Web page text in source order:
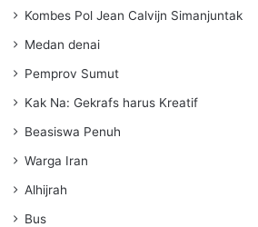
Kombes Pol Jean Calvijn Simanjuntak
Medan denai
Pemprov Sumut
Kak Na: Gekrafs harus Kreatif
Beasiswa Penuh
Warga Iran
Alhijrah
Bus